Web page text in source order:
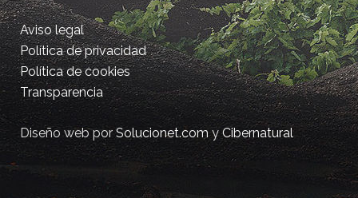
Aviso legal
Política de privacidad
Política de cookies
Transparencia
Diseño web porSolucionet.comyCibernatural